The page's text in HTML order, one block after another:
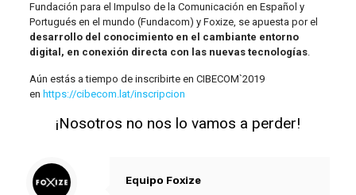
Fundación para el Impulso de la Comunicación en Español y
Portugués en el mundo (Fundacom) y Foxize, se apuesta por el
desarrollo del conocimiento en el cambiante entorno
digital, en conexión directa con las nuevas tecnologías.
Aún estás a tiempo de inscribirte en CIBECOM`2019
en https://cibecom.lat/inscripcion
¡Nosotros no nos lo vamos a perder!
Equipo Foxize